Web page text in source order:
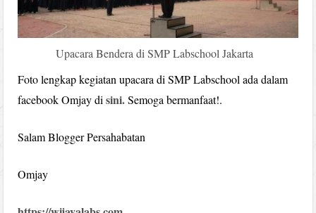
Upacara Bendera di SMP Labschool Jakarta
Foto lengkap kegiatan upacara di SMP Labschool ada dalam
facebook Omjay disini.Semoga bermanfaat!.
Salam Blogger Persahabatan
Omjay